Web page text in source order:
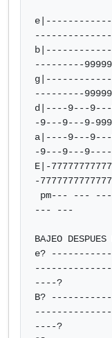
---------
---------
d|----9---
-9---9---9-
a|----9---9---
-9---9---
E|-
-
--- ---
BAJEO
e?
----?
B?
----?